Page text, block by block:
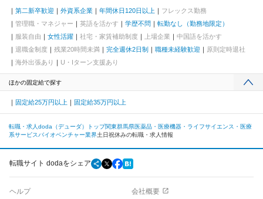
第二新卒歓迎 外資系企業 年間休日120日以上
フレックス勤務
管理職・マネジャー
英語を活かす 学歴不問
転勤なし（勤務地限定）
服装自由
女性活躍 社宅・家賃補助制度 上場企業
中国語を活かす
退職金制度
残業20時間未満 完全週休2日制 職種未経験歓迎
原則定時退社
海外出張あり
U・Iターン支援あり
ほかの固定給で探す
固定給25万円以上 固定給35万円以上
転職・求人doda（デューダ）トップ関東群馬県医薬品・医療機器・ライフサイエンス・医療
系サービス バイオベンチャー業界土日祝休みの転職・求人情報
転職サイト dodaをシェア
ヘルプ 会社概要